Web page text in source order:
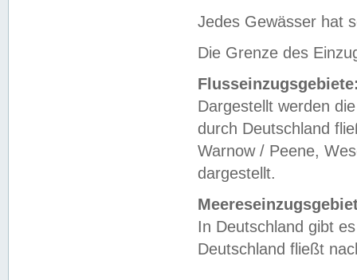
Jedes Gewässer hat
Die Grenze des
Dargestellt werden
durch Deutschland
Warnow / Peene,
dargestellt.
In Deutschland gibt
Deutschland fließt